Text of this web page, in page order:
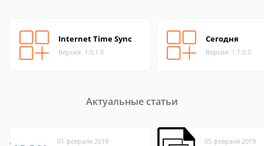
Internet Time Sync
Версия: 1.0.1.0
Сегодня
Версия: 1.7.0.0
Актуальные статьи
01 февраля 2019 05 февраля 2019